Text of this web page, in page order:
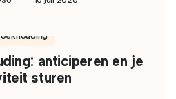
anticiperen en je
sturen